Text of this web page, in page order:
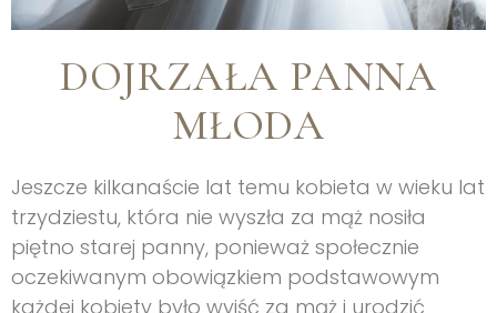
DOJRZAŁA PANNA
MŁODA
Jeszcze kilkanaście lat temu kobieta w wieku lat
trzydziestu, która nie wyszła za mąż nosiła
piętno starej panny, ponieważ społecznie
oczekiwanym obowiązkiem podstawowym
każdej kobiety było wyjść za mąż i urodzić